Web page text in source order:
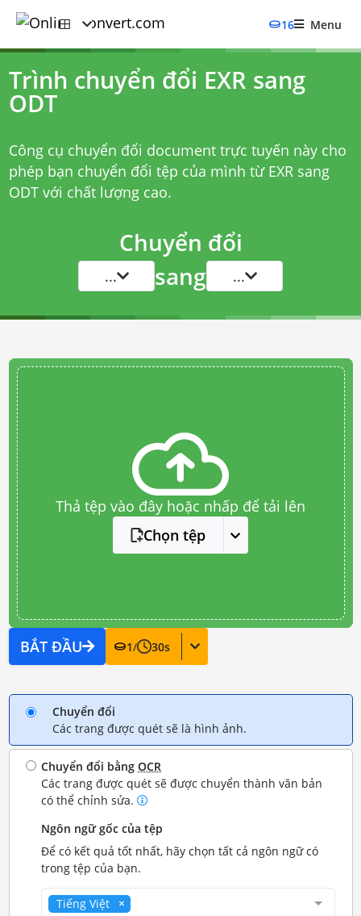
16 Menu
Trình chuyển đổi EXR sang
ODT
Công cụ chuyển đổi document trực tuyến này cho
phép bạn chuyển đổi tệp của mình từ EXR sang
ODT với chất lượng cao.
Chuyển đổi
... sang ...
Thả tệp vào đây hoặc nhấp để tải lên
Chọn tệp
BẮT ĐẦU 1/ 30s
Chuyển đổi
Các trang được quét sẽ là hình ảnh.
Chuyển đổi bằngOCR
Các trang được quét sẽ được chuyển thành văn bản
có thể chỉnh sửa.
Ngôn ngữ gốc của tệp
Để có kết quả tốt nhất, hãy chọn tất cả ngôn ngữ có
trong tệp của bạn.
Tiếng Việt